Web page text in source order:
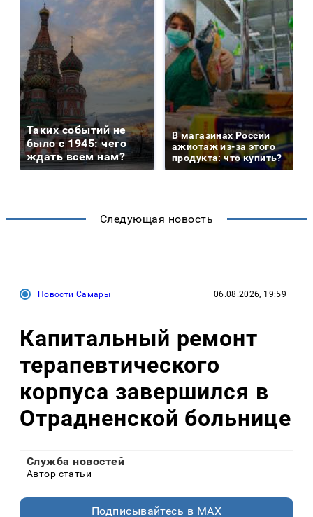
Таких событий не
было с 1945: чего
ждать всем нам?
В магазинах России
ажиотаж из-за этого
продукта: что купить?
Следующая новость
Новости Самары 06.08.2026, 19:59
Капитальный ремонт
терапевтического
корпуса завершился в
Отрадненской больнице
Служба новостей
Автор статьи
Подписывайтесь в MAX